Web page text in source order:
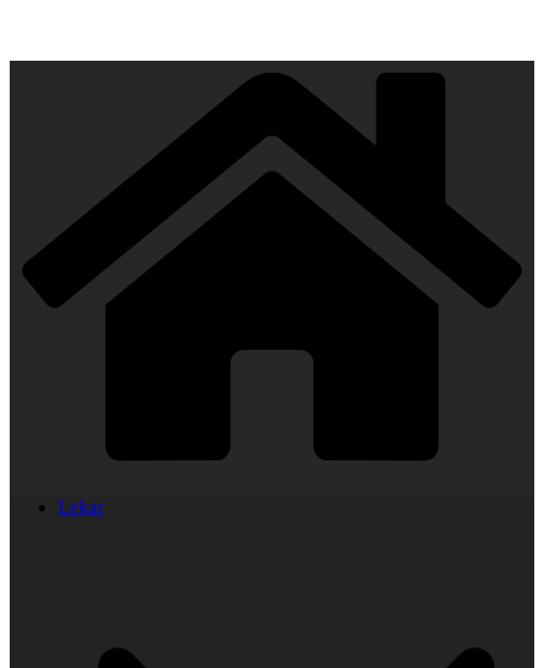
Lekar